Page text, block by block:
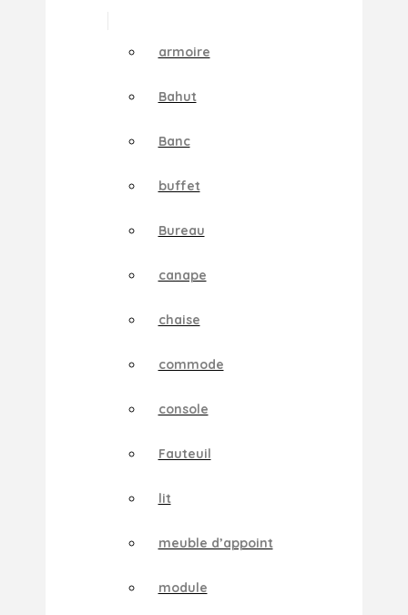
armoire
Bahut
Banc
buffet
Bureau
canape
chaise
commode
console
Fauteuil
lit
meuble d’appoint
module